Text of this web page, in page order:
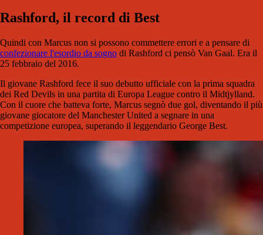
Rashford, il record di Best
Quindi con Marcus non si possono commettere errori e a pensare di
confezionare l'esordio da sogno di Rashford ci pensò Van Gaal. Era il
25 febbraio del 2016.
Il giovane Rashford fece il suo debutto ufficiale con la prima squadra
dei Red Devils in una partita di Europa League contro il Midtjylland.
Con il cuore che batteva forte, Marcus segnò due gol, diventando il più
giovane giocatore del Manchester United a segnare in una
competizione europea, superando il leggendario George Best.